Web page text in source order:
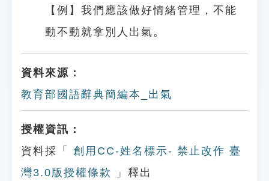
【例】我們應該做好情緒管理，不能
動不動就拿別人出氣。
資料來源：
教育部國語辭典簡編本_出氣
授權資訊：
資料採「
創用CC-姓名標示- 禁止改作 臺
灣3.0版授權條款
」釋出